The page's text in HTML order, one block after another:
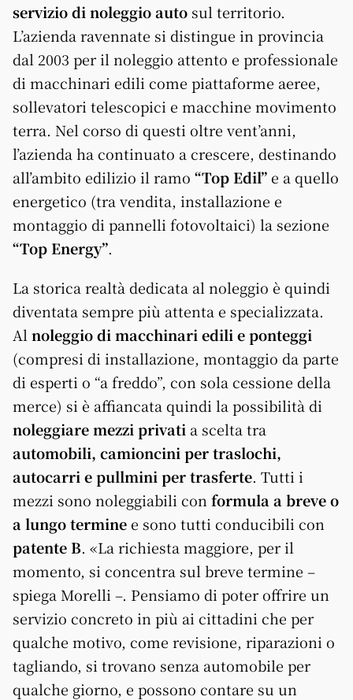
servizio di noleggio auto sul territorio.
L’azienda ravennate si distingue in provincia
dal 2003 per il noleggio attento e professionale
di macchinari edili come piattaforme aeree,
sollevatori telescopici e macchine movimento
terra. Nel corso di questi oltre vent’anni,
l’azienda ha continuato a crescere, destinando
all’ambito edilizio il ramo “Top Edil”e a quello
energetico (tra vendita, installazione e
montaggio di pannelli fotovoltaici) la sezione
“Top Energy”.
La storica realtà dedicata al noleggio è quindi
diventata sempre più attenta e specializzata.
Al noleggio di macchinari edili e ponteggi
(compresi di installazione, montaggio da parte
di esperti o “a freddo”, con sola cessione della
merce) si è affiancata quindi la possibilità di
noleggiare mezzi privati a scelta tra
automobili, camioncini per traslochi,
autocarri e pullmini per trasferte. Tutti i
mezzi sono noleggiabili con formula a breve o
a lungo terminee sono tutti conducibili con
patente B. «La richiesta maggiore, per il
momento, si concentra sul breve termine –
spiega Morelli –. Pensiamo di poter offrire un
servizio concreto in più ai cittadini che per
qualche motivo, come revisione, riparazioni o
tagliando, si trovano senza automobile per
qualche giorno, e possono contare su un